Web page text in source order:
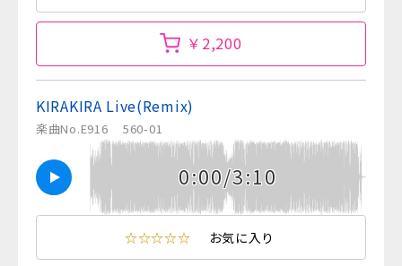
￥2,200
KIRAKIRA Live(Remix)
楽曲No.E916 560-01
0:00/3:10
☆☆☆☆☆ お気に入り